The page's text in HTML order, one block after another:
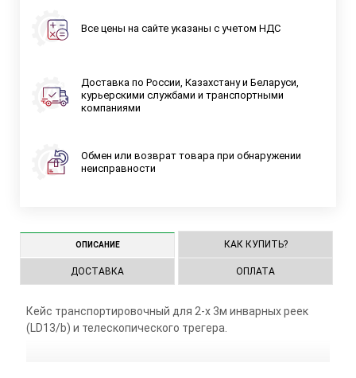
Все цены на сайте указаны с учетом НДС
Доставка по России, Казахстану и Беларуси,
курьерскими службами и транспортными
компаниями
Обмен или возврат товара при обнаружении
неисправности
ОПИСАНИЕ КАК КУПИТЬ?
ДОСТАВКА ОПЛАТА
Кейс транспортировочный для 2-х 3м инварных реек
(LD13/b) и телескопического трегера.